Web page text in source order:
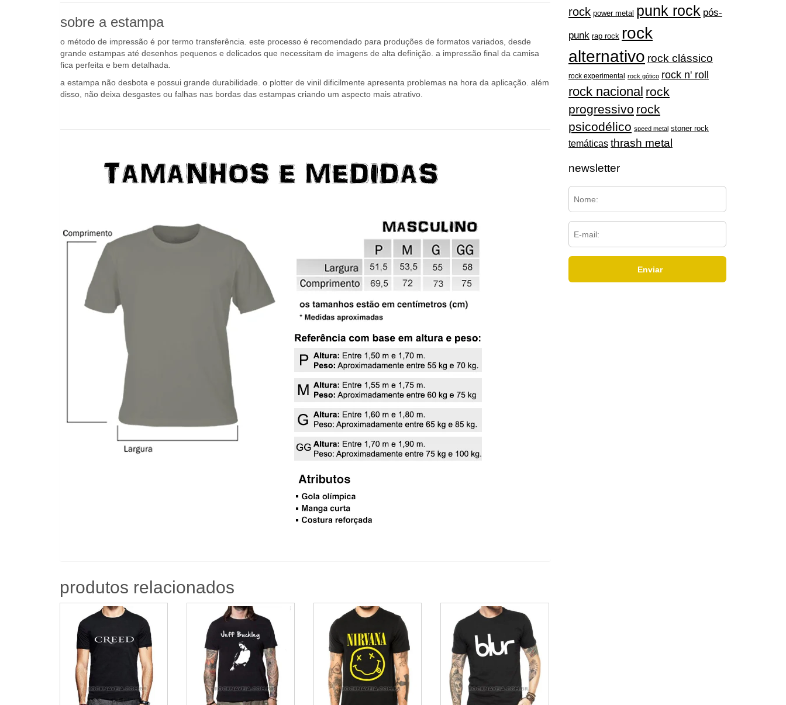
sobre a estampa
o método de impressão é por termo transferência. este processo é recomendado para produções de formatos variados, desde
grande estampas até desenhos pequenos e delicados que necessitam de imagens de alta definição. a impressão final da camisa
fica perfeita e bem detalhada.
a estampa não desbota e possui grande durabilidade. o plotter de vinil dificilmente apresenta problemas na hora da aplicação. além
disso, não deixa desgastes ou falhas nas bordas das estampas criando um aspecto mais atrativo.
produtos relacionados
rock power metal punk rock pós-
punk rap rock rock
alternativo rock clássico
rock experimental rock gótico rock n' roll
rock nacional rock
progressivo rock
psicodélico speed metal stoner rock
temáticas thrash metal
newsletter